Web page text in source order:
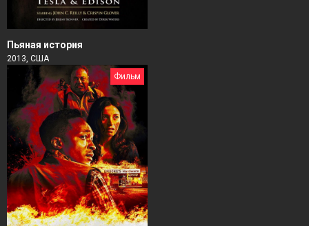
Пьяная история
2013, США
Фильм